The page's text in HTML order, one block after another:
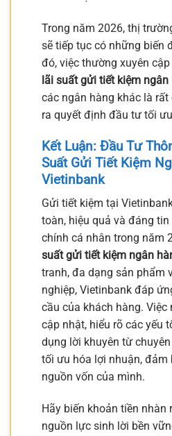
Trong năm 2026, thị
sẽ tiếp tục có những biến
đó, việc thường xuyên
lãi suất gửi tiết kiệm
các ngân hàng khác là
ra quyết định đầu tư tối
Kết Luận: Đầu Tư
Suất Gửi Tiết Kiệm
Vietinbank
Gửi tiết kiệm tại
toàn, hiệu quả và đáng
chính cá nhân trong năm
suất gửi tiết kiệm ngân
tranh, đa dạng sản phẩm
nghiệp, Vietinbank đáp
cầu của khách hàng.
cập nhật, hiểu rõ các yếu
dụng lời khuyên từ
tối ưu hóa lợi nhuận, đảm
nguồn vốn của mình.
Hãy biến khoản tiền nhàn
nguồn lực sinh lời bền